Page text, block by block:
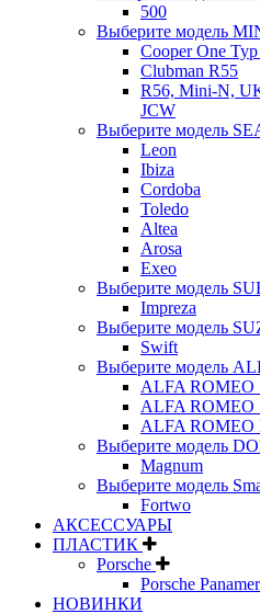
500
Выберите модель
Cooper One
Clubman R55
R56, Mini-N,
JCW
Выберите модель
Leon
Ibiza
Cordoba
Toledo
Altea
Arosa
Exeo
Выберите модель
Impreza
Выберите модель
Swift
Выберите модель
ALFA ROMEO
ALFA ROMEO
ALFA ROMEO
Выберите модель
Magnum
Выберите модель
Fortwo
АКСЕССУАРЫ
ПЛАСТИК
Porsche
Porsche
НОВИНКИ